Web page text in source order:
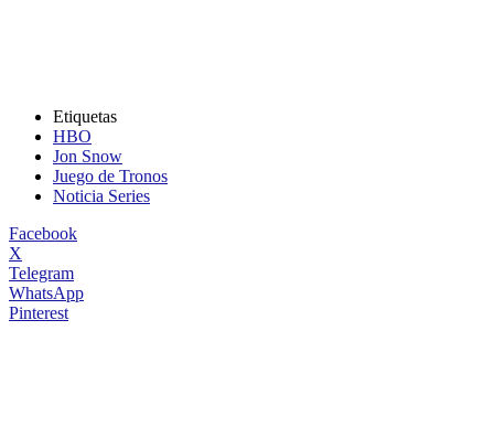
Etiquetas
HBO
Jon Snow
Juego de Tronos
Noticia Series
Facebook
X
Telegram
WhatsApp
Pinterest